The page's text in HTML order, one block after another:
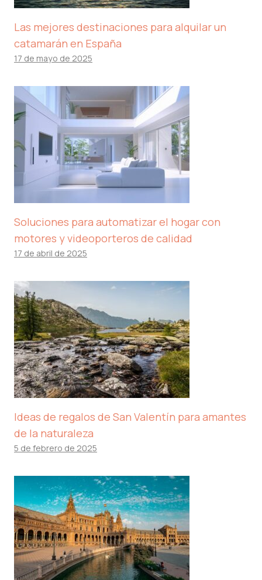
Las mejores destinaciones para alquilar un
catamarán en España
17 de mayo de 2025
Soluciones para automatizar el hogar con
motores y videoporteros de calidad
17 de abril de 2025
Ideas de regalos de San Valentín para amantes
de la naturaleza
5 de febrero de 2025